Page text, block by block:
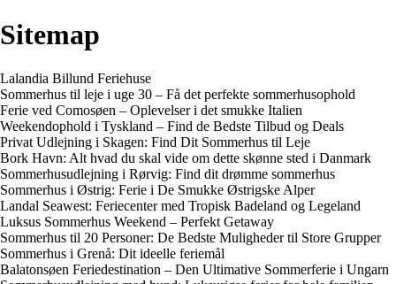
Sitemap
Lalandia Billund Feriehuse
Sommerhus til leje i uge 30 – Få det perfekte sommerhusophold
Ferie ved Comosøen – Oplevelser i det smukke Italien
Weekendophold i Tyskland – Find de Bedste Tilbud og Deals
Privat Udlejning i Skagen: Find Dit Sommerhus til Leje
Bork Havn: Alt hvad du skal vide om dette skønne sted i Danmark
Sommerhusudlejning i Rørvig: Find dit drømme sommerhus
Sommerhus i Østrig: Ferie i De Smukke Østrigske Alper
Landal Seawest: Feriecenter med Tropisk Badeland og Legeland
Luksus Sommerhus Weekend – Perfekt Getaway
Sommerhus til 20 Personer: De Bedste Muligheder til Store Grupper
Sommerhus i Grenå: Dit ideelle feriemål
Balatonsøen Feriedestination – Den Ultimative Sommerferie i Ungarn